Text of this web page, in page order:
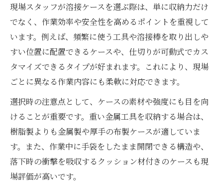
現場スタッフが溶接ケースを選ぶ際は、単に収納力だけ
でなく、作業効率や安全性を高めるポイントを重視して
います。例えば、頻繁に使う工具や溶接棒を取り出しや
すい位置に配置できるケースや、仕切りが可動式でカス
タマイズできるタイプが好まれます。これにより、現場
ごとに異なる作業内容にも柔軟に対応できます。
選択時の注意点として、ケースの素材や強度にも目を向
けることが重要です。重い金属工具を収納する場合は、
樹脂製よりも金属製や厚手の布製ケースが適していま
す。また、作業中に手袋をしたまま開閉できる構造や、
落下時の衝撃を吸収するクッション材付きのケースも現
場評価が高いです。